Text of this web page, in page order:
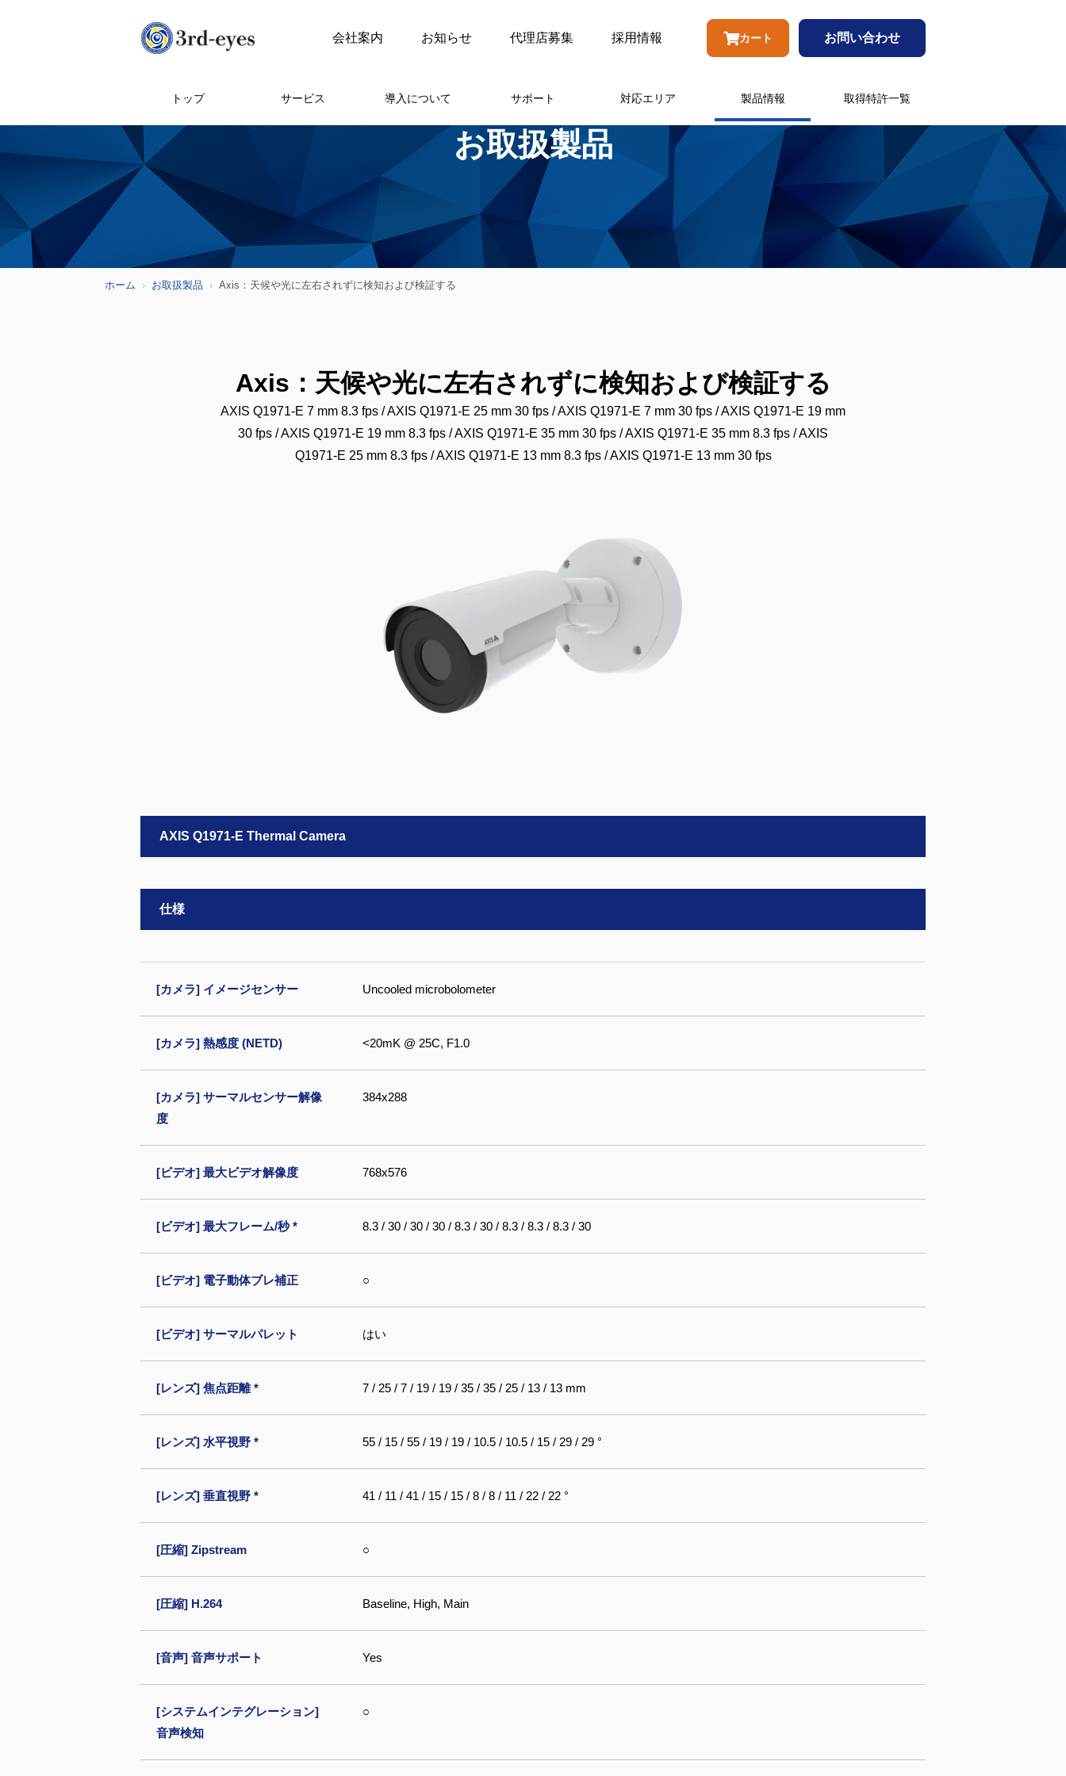
会社案内 お知らせ 代理店募集 採用情報 カート お問い合わせ
トップ サービス 導入について サポート 対応エリア 製品情報 取得特許一覧
お取扱製品
ホーム お取扱製品 Axis：天候や光に左右されずに検知および検証する
Axis：天候や光に左右されずに検知および検証する
AXIS Q1971-E 7 mm 8.3 fps / AXIS Q1971-E 25 mm 30 fps / AXIS Q1971-E 7 mm 30 fps / AXIS Q1971-E 19 mm
30 fps / AXIS Q1971-E 19 mm 8.3 fps / AXIS Q1971-E 35 mm 30 fps / AXIS Q1971-E 35 mm 8.3 fps / AXIS
Q1971-E 25 mm 8.3 fps / AXIS Q1971-E 13 mm 8.3 fps / AXIS Q1971-E 13 mm 30 fps
AXIS Q1971-E Thermal Camera
仕様
[カメラ] イメージセンサー Uncooled microbolometer
[カメラ] 熱感度 (NETD) <20mK @ 25C, F1.0
[カメラ] サーマルセンサー解像
度
384x288
[ビデオ] 最大ビデオ解像度 768x576
[ビデオ] 最大フレーム/秒 * 8.3 / 30 / 30 / 30 / 8.3 / 30 / 8.3 / 8.3 / 8.3 / 30
[ビデオ] 電子動体ブレ補正 ○
[ビデオ] サーマルパレット はい
[レンズ] 焦点距離 * 7 / 25 / 7 / 19 / 19 / 35 / 35 / 25 / 13 / 13 mm
[レンズ] 水平視野 * 55 / 15 / 55 / 19 / 19 / 10.5 / 10.5 / 15 / 29 / 29 °
[レンズ] 垂直視野 * 41 / 11 / 41 / 15 / 15 / 8 / 8 / 11 / 22 / 22 °
[圧縮] Zipstream ○
[圧縮] H.264 Baseline, High, Main
[音声] 音声サポート Yes
[システムインテグレーション]
音声検知
○